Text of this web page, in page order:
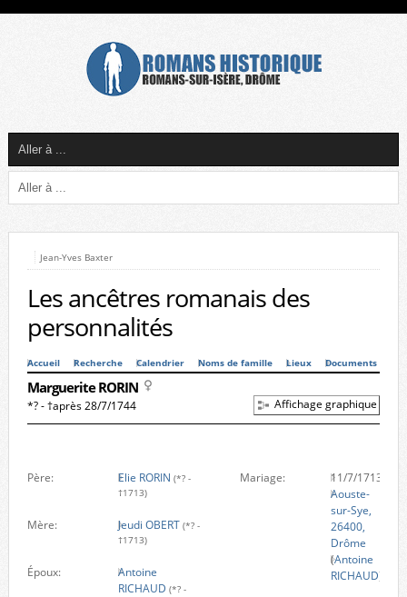
Jean-Yves Baxter
Les ancêtres romanais des
personnalités
Accueil Recherche Calendrier Noms de famille Lieux Documents
Marguerite RORIN
*? - †après 28/7/1744 Affichage graphique
Père: Elie RORIN (*? -
†1713)
Mère:
Jeudi OBERT (*? -
†1713)
Époux:
Antoine
RICHAUD (*? -
Mariage:
11/7/1713
Aouste-
sur-Sye,
26400,
Drôme
(Antoine
RICHAUD)